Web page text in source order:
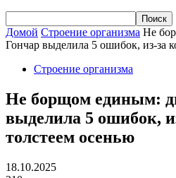
Домой Строение организма Не
Гончар выделила 5 ошибок, из-за
Строение организма
Не борщом единым:
выделила 5 ошибок,
толстеем осенью
18.10.2025